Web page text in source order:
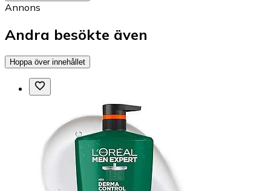
Annons
Andra besökte även
Hoppa över innehållet